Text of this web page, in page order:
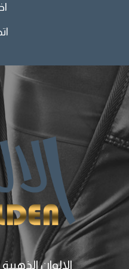
الالوان